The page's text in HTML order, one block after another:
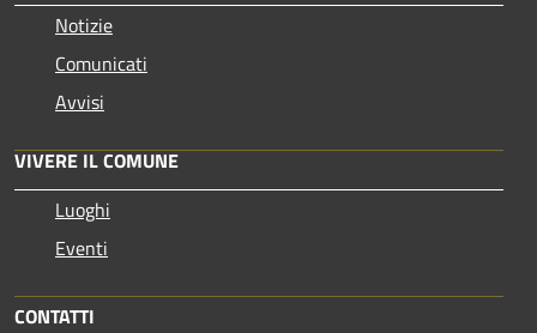
Notizie
Comunicati
Avvisi
VIVERE IL COMUNE
Luoghi
Eventi
CONTATTI